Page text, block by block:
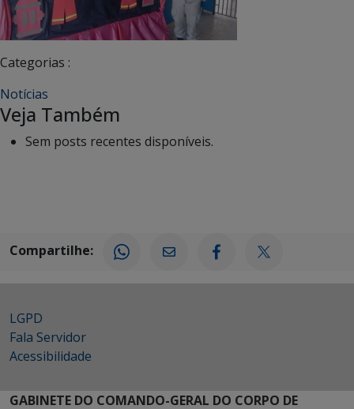
Categorias :
Notícias
Veja Também
Sem posts recentes disponíveis.
Compartilhe:
LGPD
Fala Servidor
Acessibilidade
GABINETE DO COMANDO-GERAL DO CORPO DE